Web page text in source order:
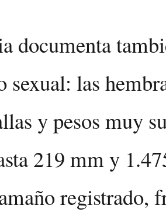
documenta
las
y pesos muy
219 mm y
registrado,